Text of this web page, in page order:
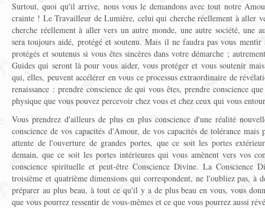
Surtout, quoi qu'il arrive, nous vous le demandons avec tout notre
crainte ! Le Travailleur de Lumière, celui qui cherche réellement à aller
cherche réellement à aller vers un autre monde, une autre société, une
sera toujours aidé, protégé et soutenu. Mais il ne faudra pas vous mentir
protégés et soutenus si vous êtes sincères dans votre démarche ;
Guides qui seront là pour vous aider, vous protéger et vous soutenir
qui, elles, peuvent accélérer en vous ce processus extraordinaire de
renaissance : prendre conscience de qui vous êtes, prendre conscience
physique que vous pouvez percevoir chez vous et chez ceux qui vous
Vous prendrez d'ailleurs de plus en plus conscience d'une réalité
conscience de vos capacités d'Amour, de vos capacités de tolérance
attente de l'ouverture de grandes portes, que ce soit les portes
demain, que ce soit les portes intérieures qui vous amènent vers vos
conscience spirituelle et peut-être Conscience Divine. La Conscience
troisième et quatrième dimensions qui correspondent, ne l'oubliez pas, à
préparer au plus beau, à tout ce qu'il y a de plus beau en vous, vous
que vous pourrez ressentir de vous-mêmes et ce que vous pourrez aussi